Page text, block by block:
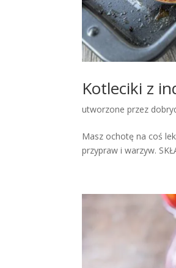
Kotleciki z
utworzone przez
Masz ochotę na coś
przypraw i warzyw.